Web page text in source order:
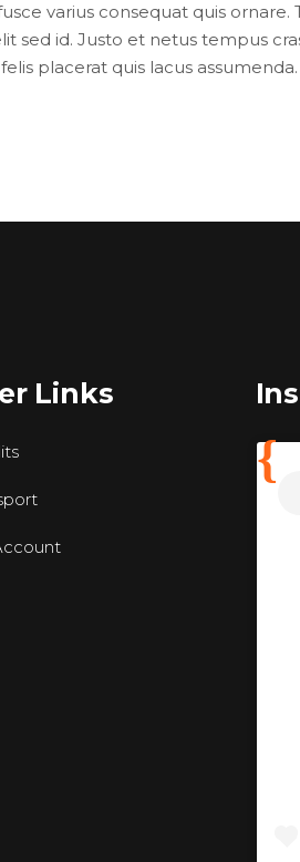
varius consequat quis ornare.
sed id. Justo et netus tempus
placerat quis lacus
Links